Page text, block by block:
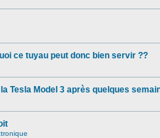
ce tuyau peut donc bien servir ??
Tesla Model 3 après quelques